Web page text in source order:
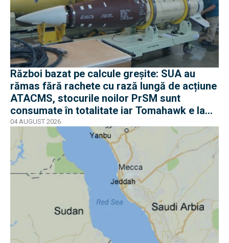
Război bazat pe calcule greșite: SUA au
rămas fără rachete cu rază lungă de acțiune
ATACMS, stocurile noilor PrSM sunt
consumate în totalitate iar Tomahawk e la
jumătate
04 AUGUST 2026